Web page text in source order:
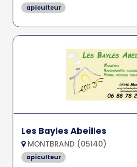
apiculteur
Les Bayles Abeilles
MONTBRAND (05140)
apiculteur